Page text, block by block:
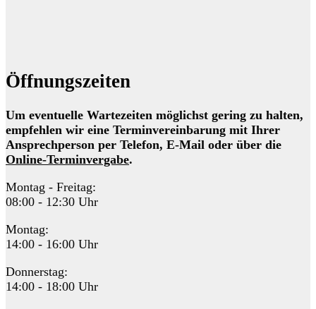
Öffnungszeiten
Um eventuelle Wartezeiten möglichst gering zu halten,
empfehlen wir eine Terminvereinbarung mit Ihrer
Ansprechperson per Telefon, E-Mail oder über die
Online-Terminvergabe.
Montag - Freitag:
08:00 - 12:30 Uhr
Montag:
14:00 - 16:00 Uhr
Donnerstag:
14:00 - 18:00 Uhr